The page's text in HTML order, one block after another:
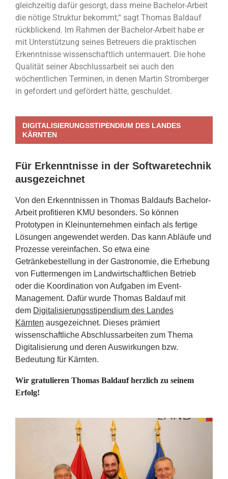
gleichzeitig dafür gesorgt, dass meine Bachelor-Arbeit
die nötige Struktur bekommt,“ sagt Thomas Baldauf
rückblickend. Im Rahmen der Bachelor-Arbeit habe er
mit Unterstützung seines Betreuers die praktischen
Erkenntnisse wissenschaftlich untermauert. Die hohe
Qualität seiner Abschlussarbeit sei auch den
wöchentlichen Terminen, in denen Martin Stromberger
in gefordert und gefördert hätte, geschuldet.
DIGITALISIERUNGSSTIPENDIUM DES LANDES
KÄRNTEN
Für Erkenntnisse in der Softwaretechnik
ausgezeichnet
Von den Erkenntnissen in Thomas Baldaufs Bachelor-
Arbeit profitieren KMU besonders. So können
Prototypen in Kleinunternehmen einfach als fertige
Lösungen angewendet werden. Das kann Abläufe und
Prozesse vereinfachen. So etwa eine
Getränkebestellung in der Gastronomie, die Erhebung
von Futtermengen im Landwirtschaftlichen Betrieb
oder die Koordination von Aufgaben im Event-
Management. Dafür wurde Thomas Baldauf mit
dem Digitalisierungsstipendium des Landes
Kärnten ausgezeichnet. Dieses prämiert
wissenschaftliche Abschlussarbeiten zum Thema
Digitalisierung und deren Auswirkungen bzw.
Bedeutung für Kärnten.
Wir gratulieren Thomas Baldauf herzlich zu seinem
Erfolg!